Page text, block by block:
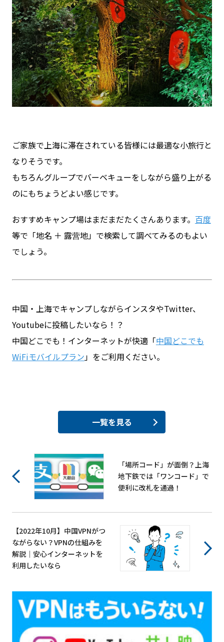
ご家族で上海に滞在されている皆様には最適な小旅行と
なりそうです。
もちろんグループでバーベキューをしながら盛り上がる
のにもちょうどよい感じです。
おすすめキャンプ場はまだまだたくさんあります。 百度
等で「地名 ＋ 露营地」で検索して調べてみるのもよい
でしょう。
中国・上海でキャンプしながらインスタやTwitter、
Youtubeに投稿したいなら！？
中国どこでも！インターネットが快適「中国どこでも
WiFiモバイルプラン 」をご利用ください。
一覧を見る
「場所コード」が面倒？上海
地下鉄では「ワンコード」で
便利に改札を通過！
【2022年10月】中国VPNがつ
ながらない？VPNの仕組みを
解説｜安心インターネットを
利用したいなら